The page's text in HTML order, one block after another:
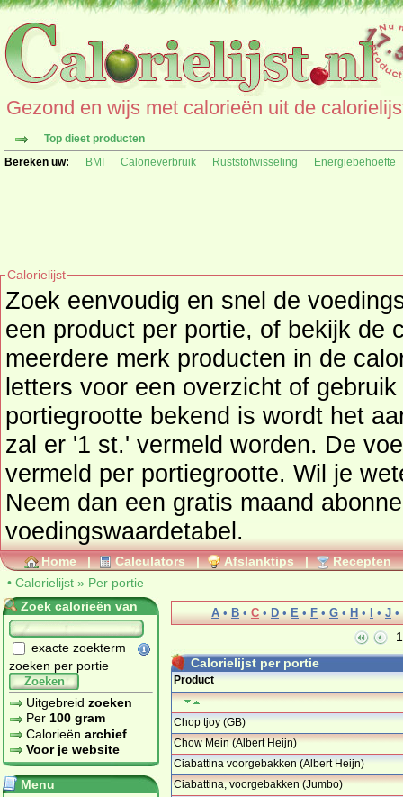
Gezond en wijs met calorieën uit de
Top dieet producten
Bereken uw:
BMI Calorieverbruik Ruststofwisseling Energiebehoefte
Calorielijst
Zoek eenvoudig en snel de
een product per portie, of bekijk de
meerdere merk producten in de
letters voor een overzicht of
portiegrootte bekend is wordt het
zal er '1 st.' vermeld worden. De
vermeld per portiegrootte. Wil je
Neem dan een gratis maand
voedingswaardetabel.
Home | Calculators | Afslanktips | Recepten
• Calorielijst » Per portie
Zoek calorieën van
exacte zoekterm
zoeken per portie
Zoeken
Uitgebreid zoeken
Per 100 gram
Calorieën archief
Voor je website
Menu
A • B • C • D • E • F • G • H • • J •
1
Calorielijst per portie
Product
Chop tjoy (GB)
Chow Mein (Albert Heijn)
Ciabattina voorgebakken (Albert Heijn)
…
Ciabattina, voorgebakken (Jumbo)